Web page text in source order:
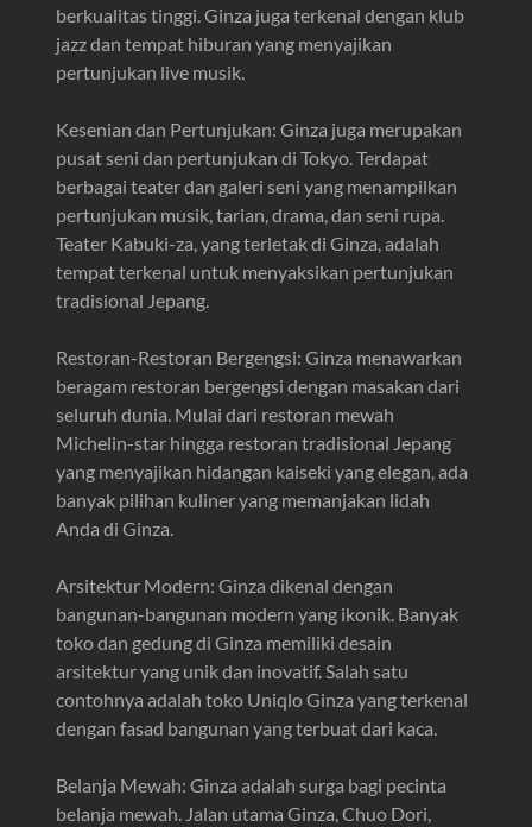
berkualitas tinggi. Ginza juga terkenal dengan klub
jazz dan tempat hiburan yang menyajikan
pertunjukan live musik.
Kesenian dan Pertunjukan: Ginza juga merupakan
pusat seni dan pertunjukan di Tokyo. Terdapat
berbagai teater dan galeri seni yang menampilkan
pertunjukan musik, tarian, drama, dan seni rupa.
Teater Kabuki-za, yang terletak di Ginza, adalah
tempat terkenal untuk menyaksikan pertunjukan
tradisional Jepang.
Restoran-Restoran Bergengsi: Ginza menawarkan
beragam restoran bergengsi dengan masakan dari
seluruh dunia. Mulai dari restoran mewah
Michelin-star hingga restoran tradisional Jepang
yang menyajikan hidangan kaiseki yang elegan, ada
banyak pilihan kuliner yang memanjakan lidah
Anda di Ginza.
Arsitektur Modern: Ginza dikenal dengan
bangunan-bangunan modern yang ikonik. Banyak
toko dan gedung di Ginza memiliki desain
arsitektur yang unik dan inovatif. Salah satu
contohnya adalah toko Uniqlo Ginza yang terkenal
dengan fasad bangunan yang terbuat dari kaca.
Belanja Mewah: Ginza adalah surga bagi pecinta
belanja mewah. Jalan utama Ginza, Chuo Dori,